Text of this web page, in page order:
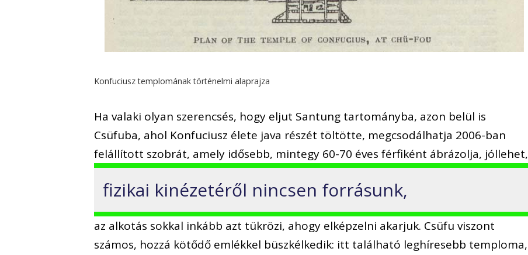
Konfuciusz templomának történelmi alaprajza
Ha valaki olyan szerencsés, hogy eljut Santung tartományba, azon belül is
Csüfuba, ahol Konfuciusz élete java részét töltötte, megcsodálhatja 2006-ban
felállított szobrát, amely idősebb, mintegy 60-70 éves férfiként ábrázolja, jóllehet,
fizikai kinézetéről nincsen forrásunk,
az alkotás sokkal inkább azt tükrözi, ahogy elképzelni akarjuk. Csüfu viszont
számos, hozzá kötődő emlékkel büszkélkedik: itt található leghíresebb temploma,